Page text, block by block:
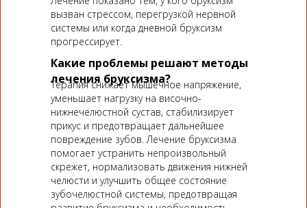
Терапия снижает мышечное напряжение,
уменьшает нагрузку на височно-
нижнечелюстной сустав, стабилизирует
прикус и предотвращает дальнейшее
повреждение зубов. Лечение бруксизма
помогает устранить непроизвольный
скрежет, нормализовать движения нижней
челюсти и улучшить общее состояние
зубочелюстной системы, предотвращая
вызван стрессом, перегрузкой нервной
системы или когда дневной бруксизм
прогрессирует.
Какие проблемы решают методы
лечения бруксизма?